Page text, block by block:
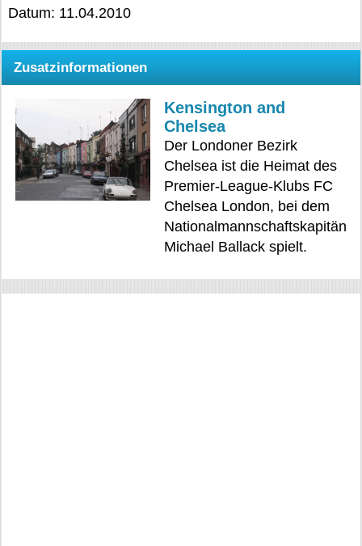
Datum: 11.04.2010
Zusatzinformationen
Kensington and
Chelsea
Der Londoner Bezirk
Chelsea ist die Heimat des
Premier-League-Klubs FC
Chelsea London, bei dem
Nationalmannschaftskapitän
Michael Ballack spielt.